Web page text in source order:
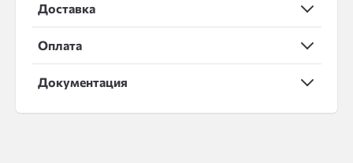
Доставка
Оплата
Документация